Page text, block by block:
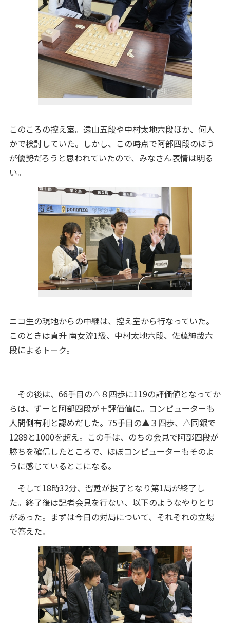
このころの控え室。遠山五段や中村太地六段ほか、何人
かで検討していた。しかし、この時点で阿部四段のほう
が優勢だろうと思われていたので、みなさん表情は明る
い。
ニコ生の現地からの中継は、控え室から行なっていた。
このときは貞升 南女流1級、中村太地六段、佐藤紳哉六
段によるトーク。
その後は、66手目の△８四歩に119の評価値となってか
らは、ずーと阿部四段が＋評価値に。コンピューターも
人間側有利と認めだした。75手目の▲３四歩、△同銀で
1289と1000を超え。この手は、のちの会見で阿部四段が
勝ちを確信したところで、ほぼコンピューターもそのよ
うに感じているとこになる。
そして18時32分、習甦が投了となり第1局が終了し
た。終了後は記者会見を行ない、以下のようなやりとり
があった。まずは今日の対局について、それぞれの立場
で答えた。